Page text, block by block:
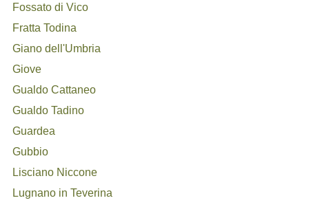
Fossato di Vico
Fratta Todina
Giano dell'Umbria
Giove
Gualdo Cattaneo
Gualdo Tadino
Guardea
Gubbio
Lisciano Niccone
Lugnano in Teverina